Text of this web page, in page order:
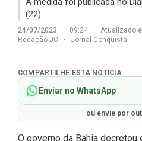
(22).
24/07/2023 · 09:24 · Atualizado
Redação JC
· Jornal Conquista
COMPARTILHE ESTA NOTÍCIA
Enviar no WhatsApp
ou envie por
O governo da Bahia